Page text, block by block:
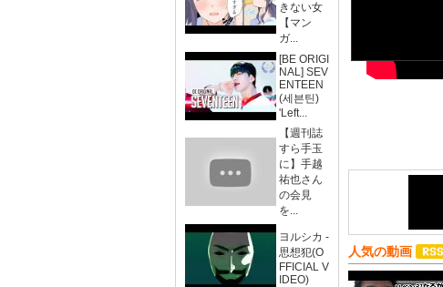
きない女
【マン
ガ...
[BE ORIGI
NAL] SEV
ENTEEN
(세븐틴)
'Left...
【週刊誌
すら手玉
に】手越
祐也さん
の会見
を...
ヨルシカ -
思想犯(O
FFICIAL V
IDEO)
人気の動画